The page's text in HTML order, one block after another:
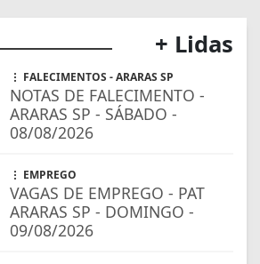
+ Lidas
FALECIMENTOS - ARARAS SP
NOTAS DE FALECIMENTO -
ARARAS SP - SÁBADO -
08/08/2026
EMPREGO
VAGAS DE EMPREGO - PAT
ARARAS SP - DOMINGO -
09/08/2026